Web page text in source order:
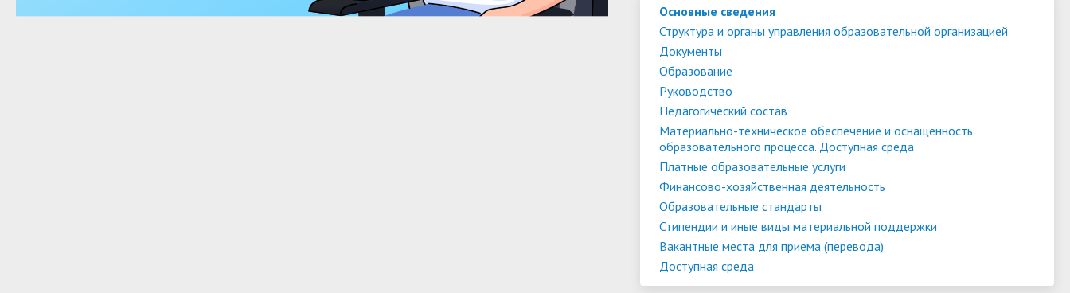
Основные сведения
Структура и органы управления образовательной организацией
Документы
Образование
Руководство
Педагогический состав
Материально-техническое обеспечение и оснащенность
образовательного процесса. Доступная среда
Платные образовательные услуги
Финансово-хозяйственная деятельность
Образовательные стандарты
Стипендии и иные виды материальной поддержки
Вакантные места для приема (перевода)
Доступная среда